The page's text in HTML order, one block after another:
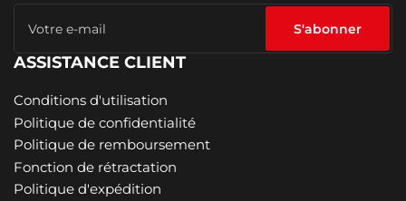
S'abonner
ASSISTANCE CLIENT
Conditions d'utilisation
Politique de confidentialité
Politique de remboursement
Fonction de rétractation
Politique d'expédition